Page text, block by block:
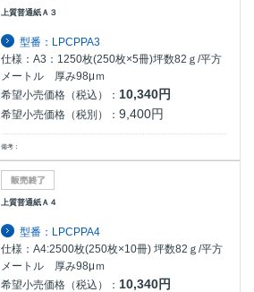
上質普通紙Ａ３
型番：LPCPPA3
仕様：A3：1250枚(250枚×5冊)坪数82ｇ/平方
メートル 厚み98μｍ
希望小売価格（税込）： 10,340円
希望小売価格（税別）： 9,400円
備考：
上質普通紙Ａ４
型番：LPCPPA4
仕様：A4:2500枚(250枚×10冊) 坪数82ｇ/平方
メートル 厚み98μｍ
希望小売価格（税込）： 10,340円